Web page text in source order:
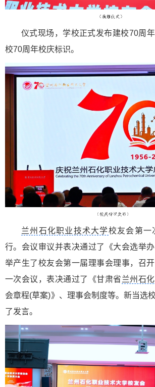
仪式现场，学校正式发布建校70周
校70周年校庆标识。
兰州石化职业技术大学校友会第一
行。会议审议并表决通过了《大会选举
举产生了校友会第一届理事会理事，召
一次会议，表决通过了《甘肃省兰州石
会章程(草案)》、理事会制度等。新当选
了发言。